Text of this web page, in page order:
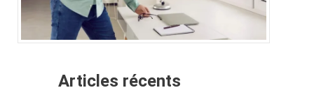
Articles récents